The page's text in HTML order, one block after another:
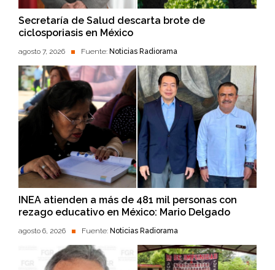
Secretaría de Salud descarta brote de
ciclosporiasis en México
agosto 7, 2026 Fuente: Noticias Radiorama
INEA atienden a más de 481 mil personas con
rezago educativo en México: Mario Delgado
agosto 6, 2026 Fuente: Noticias Radiorama